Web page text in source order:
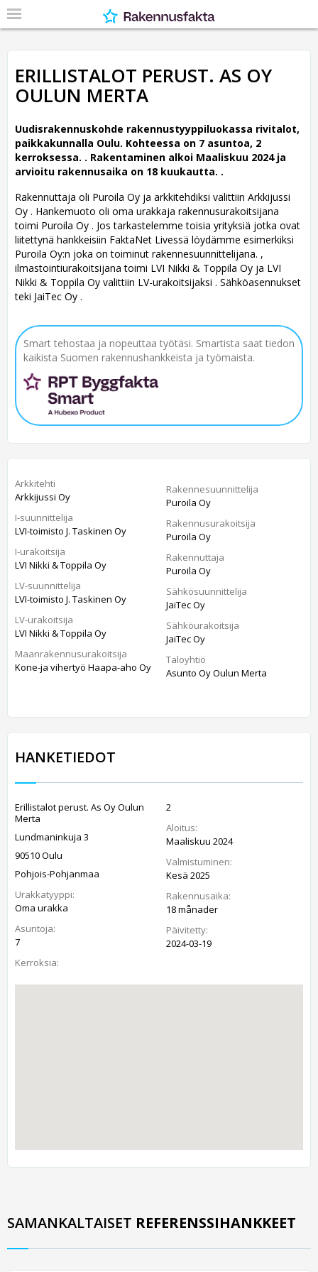
ERILLISTALOT PERUST. AS OY
OULUN MERTA
Uudisrakennuskohde rakennustyyppiluokassa rivitalot,
paikkakunnalla Oulu. Kohteessa on 7 asuntoa, 2
kerroksessa. . Rakentaminen alkoi Maaliskuu 2024 ja
arvioitu rakennusaika on 18 kuukautta. .
Rakennuttaja oli Puroila Oy ja arkkitehdiksi valittiin Arkkijussi
Oy . Hankemuoto oli oma urakkaja rakennusurakoitsijana
toimi Puroila Oy . Jos tarkastelemme toisia yrityksiä jotka ovat
liitettynä hankkeisiin FaktaNet Livessä löydämme esimerkiksi
Puroila Oy:n joka on toiminut rakennesuunnittelijana. ,
ilmastointiurakoitsijana toimi LVI Nikki & Toppila Oy ja LVI
Nikki & Toppila Oy valittiin LV-urakoitsijaksi . Sähköasennukset
teki JaiTec Oy .
Smart tehostaa ja nopeuttaa työtäsi. Smartista saat tiedon
kaikista Suomen rakennushankkeista ja työmaista.
Arkkitehti
Arkkijussi Oy
I-suunnittelija
LVI-toimisto J. Taskinen Oy
I-urakoitsija
LVI Nikki & Toppila Oy
LV-suunnittelija
LVI-toimisto J. Taskinen Oy
LV-urakoitsija
LVI Nikki & Toppila Oy
Maanrakennusurakoitsija
Kone-ja vihertyö Haapa-aho Oy
Rakennesuunnittelija
Puroila Oy
Rakennusurakoitsija
Puroila Oy
Rakennuttaja
Puroila Oy
Sähkösuunnittelija
JaiTec Oy
Sähköurakoitsija
JaiTec Oy
Taloyhtiö
Asunto Oy Oulun Merta
HANKETIEDOT
Erillistalot perust. As Oy Oulun
Merta
Lundmaninkuja 3
90510 Oulu
Pohjois-Pohjanmaa
Urakkatyyppi:
Oma urakka
Asuntoja:
7
Kerroksia:
2
Aloitus:
Maaliskuu 2024
Valmistuminen:
Kesä 2025
Rakennusaika:
18 månader
Päivitetty:
2024-03-19
SAMANKALTAISET REFERENSSIHANKKEET